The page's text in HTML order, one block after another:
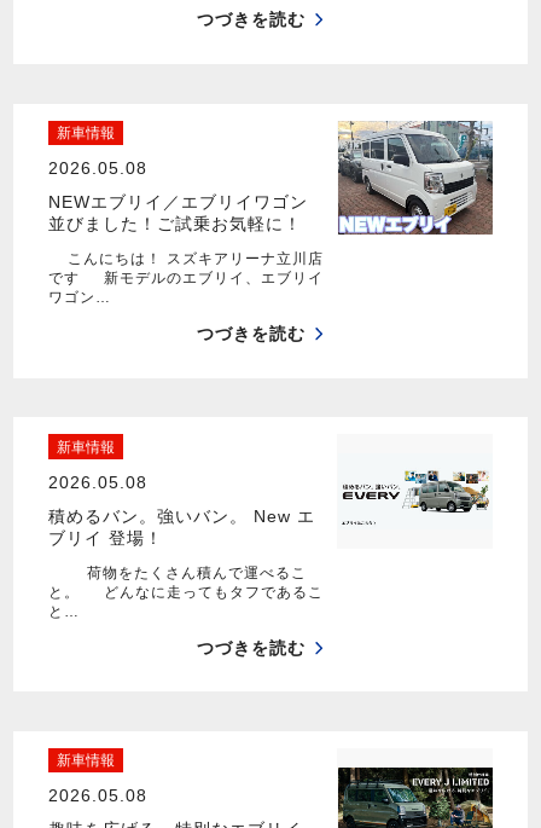
つづきを読む
新車情報
2026.05.08
NEWエブリイ／エブリイワゴン
並びました！ご試乗お気軽に！
こんにちは！ スズキアリーナ立川店
です 新モデルのエブリイ、エブリイ
ワゴン…
つづきを読む
新車情報
2026.05.08
積めるバン。強いバン。 New エ
ブリイ 登場！
荷物をたくさん積んで運べるこ
と。 どんなに走ってもタフであるこ
と…
つづきを読む
新車情報
2026.05.08